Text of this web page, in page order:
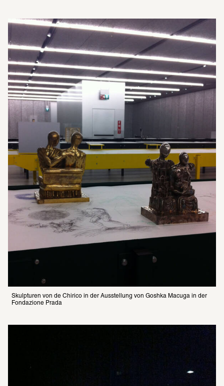
Skulpturen von de Chirico in der Ausstellung von Goshka Macuga in der
Fondazione Prada